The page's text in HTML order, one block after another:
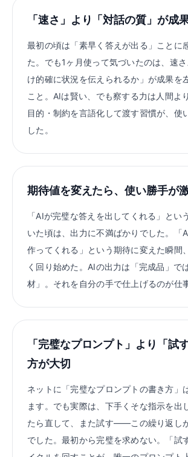
「速さ」より「対話の質」が成
最初の頃は「素早く答えが出る」ことに
た。でも1ヶ月使って気づいたのは、速
け的確に状況を伝えられるか」が成果を
こと。AIは賢い、でも察する力は人間よ
目的・制約を言語化して渡す習慣が、使
した。
期待値を変えたら、使い勝手が
「AIが完璧な答えを出してくれる」とい
いた頃は、出力に不満ばかりでした。「
作ってくれる」という期待に変えた瞬間
く回り始めた。AIの出力は「完成品」で
材」。それを自分の手で仕上げるのが仕
「完璧なプロンプト」より「試
方が大切
ネットに「完璧なプロンプトの書き方」
ます。でも実際は、下手くそな指示を出
たら直して、また試す——この繰り返し
でした。最初から完璧を求めない。「試